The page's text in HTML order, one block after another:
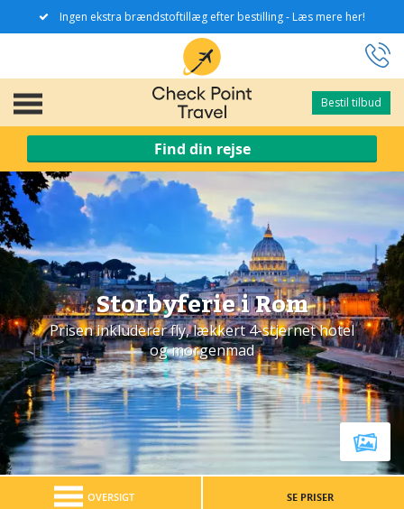
Ingen ekstra brændstoftillæg efter bestilling - Læs mere her!
Bestil tilbud
Bestil tilbud
Find din rejse
Storbyferie i Rom
Prisen inkluderer fly, lækkert 4-stjernet hotel
og morgenmad
OVERSIGT SE PRISER